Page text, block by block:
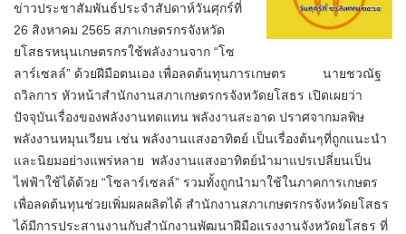
ข่าวประชาสัมพันธ์ประจำสัปดาห์วันศุกร์ที่
26 สิงหาคม 2565 สภาเกษตรกรจังหวัด
ยโสธรหนุนเกษตรกรใช้พลังงานจาก “โซ
ลาร์เซลล์” ด้วยฝีมือตนเอง เพื่อลดต้นทุนการเกษตร นายชวณัฐ
ถวิลการ หัวหน้าสำนักงานสภาเกษตรกรจังหวัดยโสธร เปิดเผยว่า
ปัจจุบันเรื่องของพลังงานทดแทน พลังงานสะอาด ปราศจากมลพิษ
พลังงานหมุนเวียน เช่น พลังงานแสงอาทิตย์ เป็นเรื่องต้นๆที่ถูกแนะนำ
และนิยมอย่างแพร่หลาย พลังงานแสงอาทิตย์นำมาแปรเปลี่ยนเป็น
ไฟฟ้าใช้ได้ด้วย “โซลาร์เซลล์” รวมทั้งถูกนำมาใช้ในภาคการเกษตร
เพื่อลดต้นทุนช่วยเพิ่มผลผลิตได้ สำนักงานสภาเกษตรกรจังหวัดยโสธร
ได้มีการประสานงานกับสำนักงานพัฒนาฝีมือแรงงานจังหวัดยโสธร ที่